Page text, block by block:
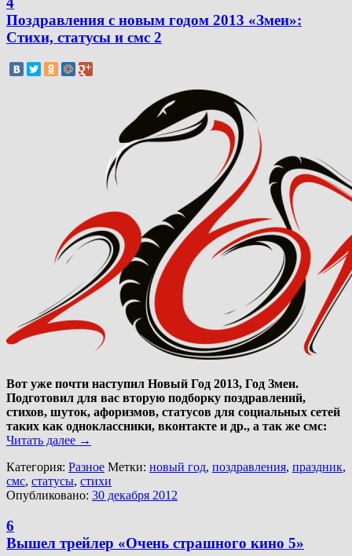
Поздравления с новым годом 2013 «Змеи»:
Cтихи, статусы и смс 2
Вот уже почти наступил Новый Год 2013, Год Змеи.
Подготовил для вас вторую подборку поздравлений,
стихов, шуток, афоризмов, статусов для социальных сетей
таких как одноклассники, вконтакте и др., а так же смс:
Читать далее →
Категория: Разное Метки: новый год, поздравления, праздник,
смс, статусы, стихи
Опубликовано: 30 декабря 2012
6
Вышел трейлер «Очень страшного кино 5»